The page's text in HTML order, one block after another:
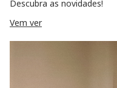
Descubra as novidades!
Vem ver